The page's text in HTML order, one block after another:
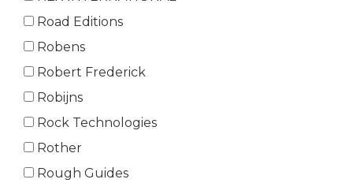
Road Editions
Robens
Robert Frederick
Robijns
Rock Technologies
Rother
Rough Guides